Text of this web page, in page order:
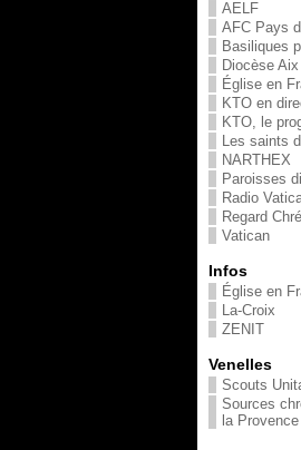
AELF
AFC Pays
Basiliques
Diocèse
Église en
KTO en
KTO, le
Les saints
NARTHEX
Paroisses
Radio
Regard
Vatican
Infos
Église en
La-Croix
ZENIT
Venelles
Scouts
Sources
la Provence